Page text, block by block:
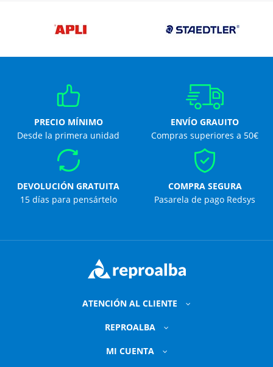
PRECIO MÍNIMO
Desde la primera unidad
ENVÍO GRAUITO
Compras superiores a 50€
DEVOLUCIÓN GRATUITA
15 días para pensártelo
COMPRA SEGURA
Pasarela de pago Redsys
ATENCIÓN AL CLIENTE
REPROALBA
MI CUENTA